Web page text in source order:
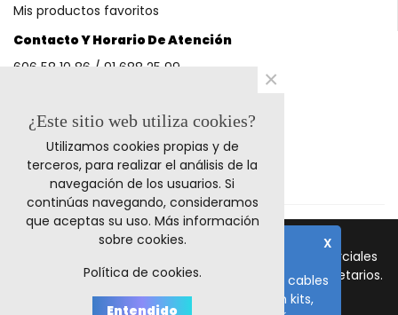
Contacto Y Horario De Atención
606 58 10 86 / 91 688 25 99
Métodos De Pago
Mis productos favoritos
© 2011-2024 Retrocables. Los logos y marcas comerciales
mencionadas corresponden a sus respectivos propietarios.
Todos los precios incluyen I.V.A.
X
El plazo de fabricación de todos los cables
es de 10-15 días laborables, salvo en kits,
¿Este sitio web utiliza cookies?
Utilizamos cookies propias y de
terceros, para realizar el análisis de la
navegación de los usuarios. Si
continúas navegando, consideramos
que aceptas su uso. Más información
sobre cookies.
Política de cookies.
Entendido
×